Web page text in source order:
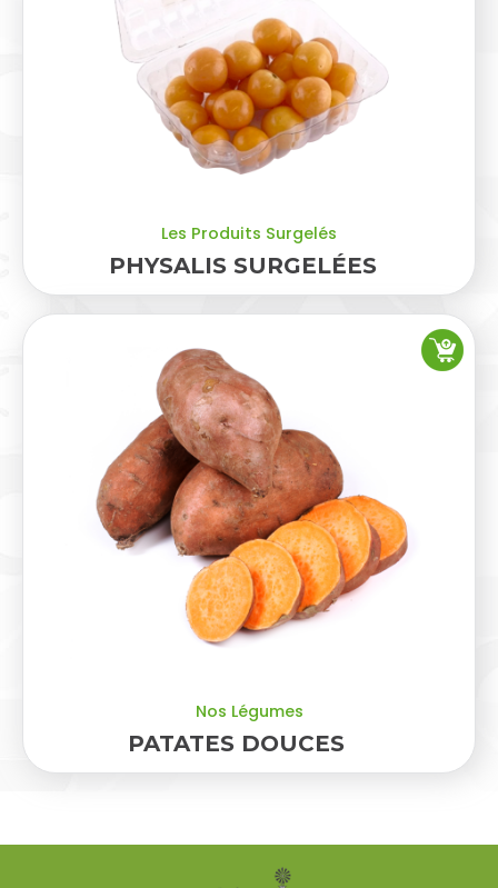
Les Produits Surgelés
PHYSALIS SURGELÉES
Nos Légumes
PATATES DOUCES